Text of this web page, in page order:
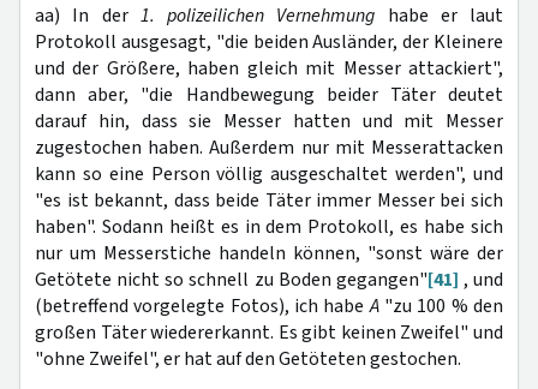
aa) In der 1. polizeilichen Vernehmung habe er laut
Protokoll ausgesagt, "die beiden Ausländer, der Kleinere
und der Größere, haben gleich mit Messer attackiert",
dann aber, "die Handbewegung beider Täter deutet
darauf hin, dass sie Messer hatten und mit Messer
zugestochen haben. Außerdem nur mit Messerattacken
kann so eine Person völlig ausgeschaltet werden", und
"es ist bekannt, dass beide Täter immer Messer bei sich
haben". Sodann heißt es in dem Protokoll, es habe sich
nur um Messerstiche handeln können, "sonst wäre der
Getötete nicht so schnell zu Boden gegangen"[41] , und
(betreffend vorgelegte Fotos), ich habeA"zu 100 % den
großen Täter wiedererkannt. Es gibt keinen Zweifel" und
"ohne Zweifel", er hat auf den Getöteten gestochen.